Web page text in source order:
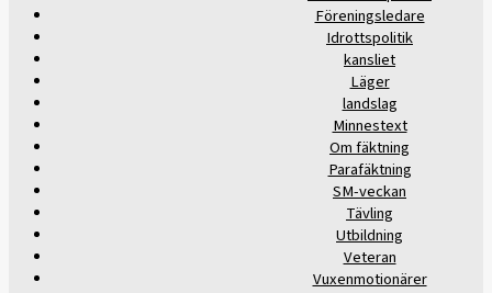
Föreningsledare
Idrottspolitik
kansliet
Läger
landslag
Minnestext
Om fäktning
Parafäktning
SM-veckan
Tävling
Utbildning
Veteran
Vuxenmotionärer